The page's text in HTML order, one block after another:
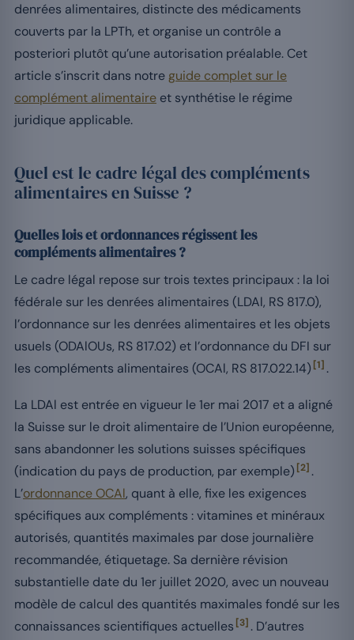
denrées alimentaires, distincte des médicaments
couverts par la LPTh, et organise un contrôle a
posteriori plutôt qu’une autorisation préalable. Cet
article s’inscrit dans notre guide complet sur le
complément alimentaire et synthétise le régime
juridique applicable.
Quel est le cadre légal des compléments
alimentaires en Suisse ?
Quelles lois et ordonnances régissent les
compléments alimentaires ?
Le cadre légal repose sur trois textes principaux : la loi
fédérale sur les denrées alimentaires (LDAl, RS 817.0),
l’ordonnance sur les denrées alimentaires et les objets
usuels (ODAlOUs, RS 817.02) et l’ordonnance du DFI sur
les compléments alimentaires (OCAl, RS 817.022.14) [1] .
La LDAl est entrée en vigueur le 1er mai 2017 et a aligné
la Suisse sur le droit alimentaire de l’Union européenne,
sans abandonner les solutions suisses spécifiques
(indication du pays de production, par exemple) [2] .
L’ordonnance OCAl, quant à elle, fixe les exigences
spécifiques aux compléments : vitamines et minéraux
autorisés, quantités maximales par dose journalière
recommandée, étiquetage. Sa dernière révision
substantielle date du 1er juillet 2020, avec un nouveau
modèle de calcul des quantités maximales fondé sur les
connaissances scientifiques actuelles [3] . D’autres